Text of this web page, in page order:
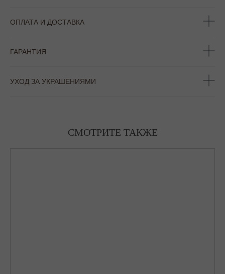
ОПЛАТА И ДОСТАВКА
ГАРАНТИЯ
УХОД ЗА УКРАШЕНИЯМИ
СМОТРИТЕ ТАКЖЕ